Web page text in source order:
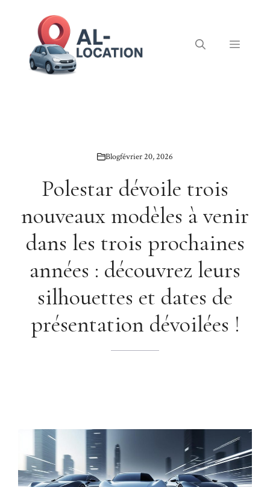
Menu
Blogfévrier 20, 2026
Polestar dévoile trois
nouveaux modèles à venir
dans les trois prochaines
années : découvrez leurs
silhouettes et dates de
présentation dévoilées !